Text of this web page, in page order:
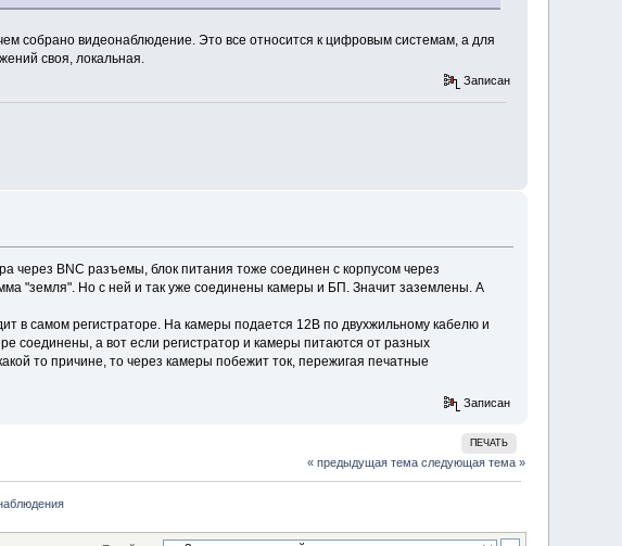
собрано видеонаблюдение. Это все относится к цифровым системам, а для
своя, локальная.
Записан
через BNC разъемы, блок питания тоже соединен с корпусом через
"земля". Но с ней и так уже соединены камеры и БП. Значит заземлены. А
в самом регистраторе. На камеры подается 12В по двухжильному кабелю и
соединены, а вот если регистратор и камеры питаются от разных
то причине, то через камеры побежит ток, пережигая печатные
Записан
ПЕЧАТЬ
« предыдущая тема следующая тема »